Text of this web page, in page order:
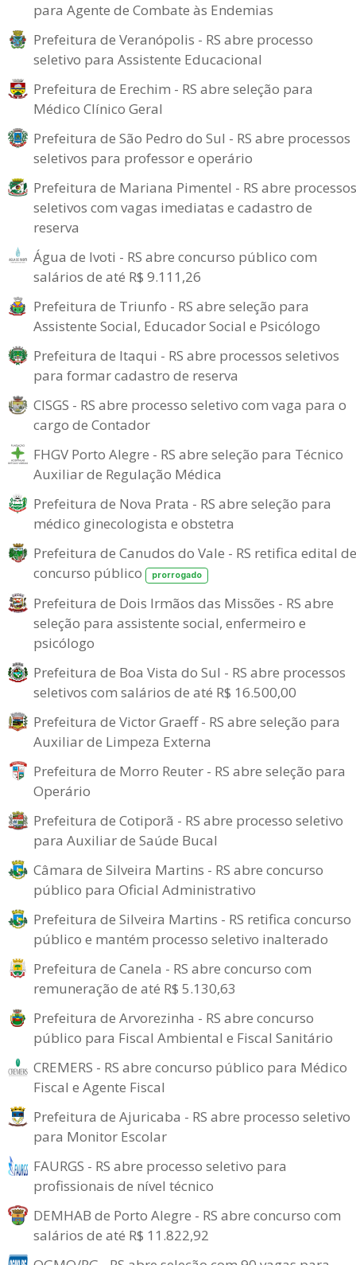
para Agente de Combate às Endemias
Prefeitura de Veranópolis - RS abre processo
seletivo para Assistente Educacional
Prefeitura de Erechim - RS abre seleção para
Médico Clínico Geral
Prefeitura de São Pedro do Sul - RS abre processos
seletivos para professor e operário
Prefeitura de Mariana Pimentel - RS abre processos
seletivos com vagas imediatas e cadastro de
reserva
Água de Ivoti - RS abre concurso público com
salários de até R$ 9.111,26
Prefeitura de Triunfo - RS abre seleção para
Assistente Social, Educador Social e Psicólogo
Prefeitura de Itaqui - RS abre processos seletivos
para formar cadastro de reserva
CISGS - RS abre processo seletivo com vaga para o
cargo de Contador
FHGV Porto Alegre - RS abre seleção para Técnico
Auxiliar de Regulação Médica
Prefeitura de Nova Prata - RS abre seleção para
médico ginecologista e obstetra
Prefeitura de Canudos do Vale - RS retifica edital de
concurso público
prorrogado
Prefeitura de Dois Irmãos das Missões - RS abre
seleção para assistente social, enfermeiro e
psicólogo
Prefeitura de Boa Vista do Sul - RS abre processos
seletivos com salários de até R$ 16.500,00
Prefeitura de Victor Graeff - RS abre seleção para
Auxiliar de Limpeza Externa
Prefeitura de Morro Reuter - RS abre seleção para
Operário
Prefeitura de Cotiporã - RS abre processo seletivo
para Auxiliar de Saúde Bucal
Câmara de Silveira Martins - RS abre concurso
público para Oficial Administrativo
Prefeitura de Silveira Martins - RS retifica concurso
público e mantém processo seletivo inalterado
Prefeitura de Canela - RS abre concurso com
remuneração de até R$ 5.130,63
Prefeitura de Arvorezinha - RS abre concurso
público para Fiscal Ambiental e Fiscal Sanitário
CREMERS - RS abre concurso público para Médico
Fiscal e Agente Fiscal
Prefeitura de Ajuricaba - RS abre processo seletivo
para Monitor Escolar
FAURGS - RS abre processo seletivo para
profissionais de nível técnico
DEMHAB de Porto Alegre - RS abre concurso com
salários de até R$ 11.822,92